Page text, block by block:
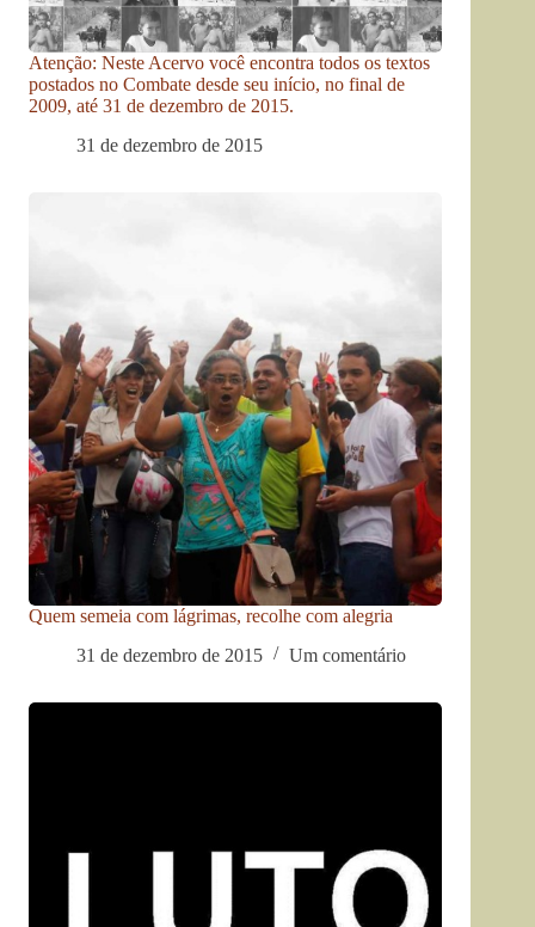
Atenção: Neste Acervo você encontra todos os textos
postados no Combate desde seu início, no final de
2009, até 31 de dezembro de 2015.
31 de dezembro de 2015
Quem semeia com lágrimas, recolhe com alegria
31 de dezembro de 2015
Um comentário